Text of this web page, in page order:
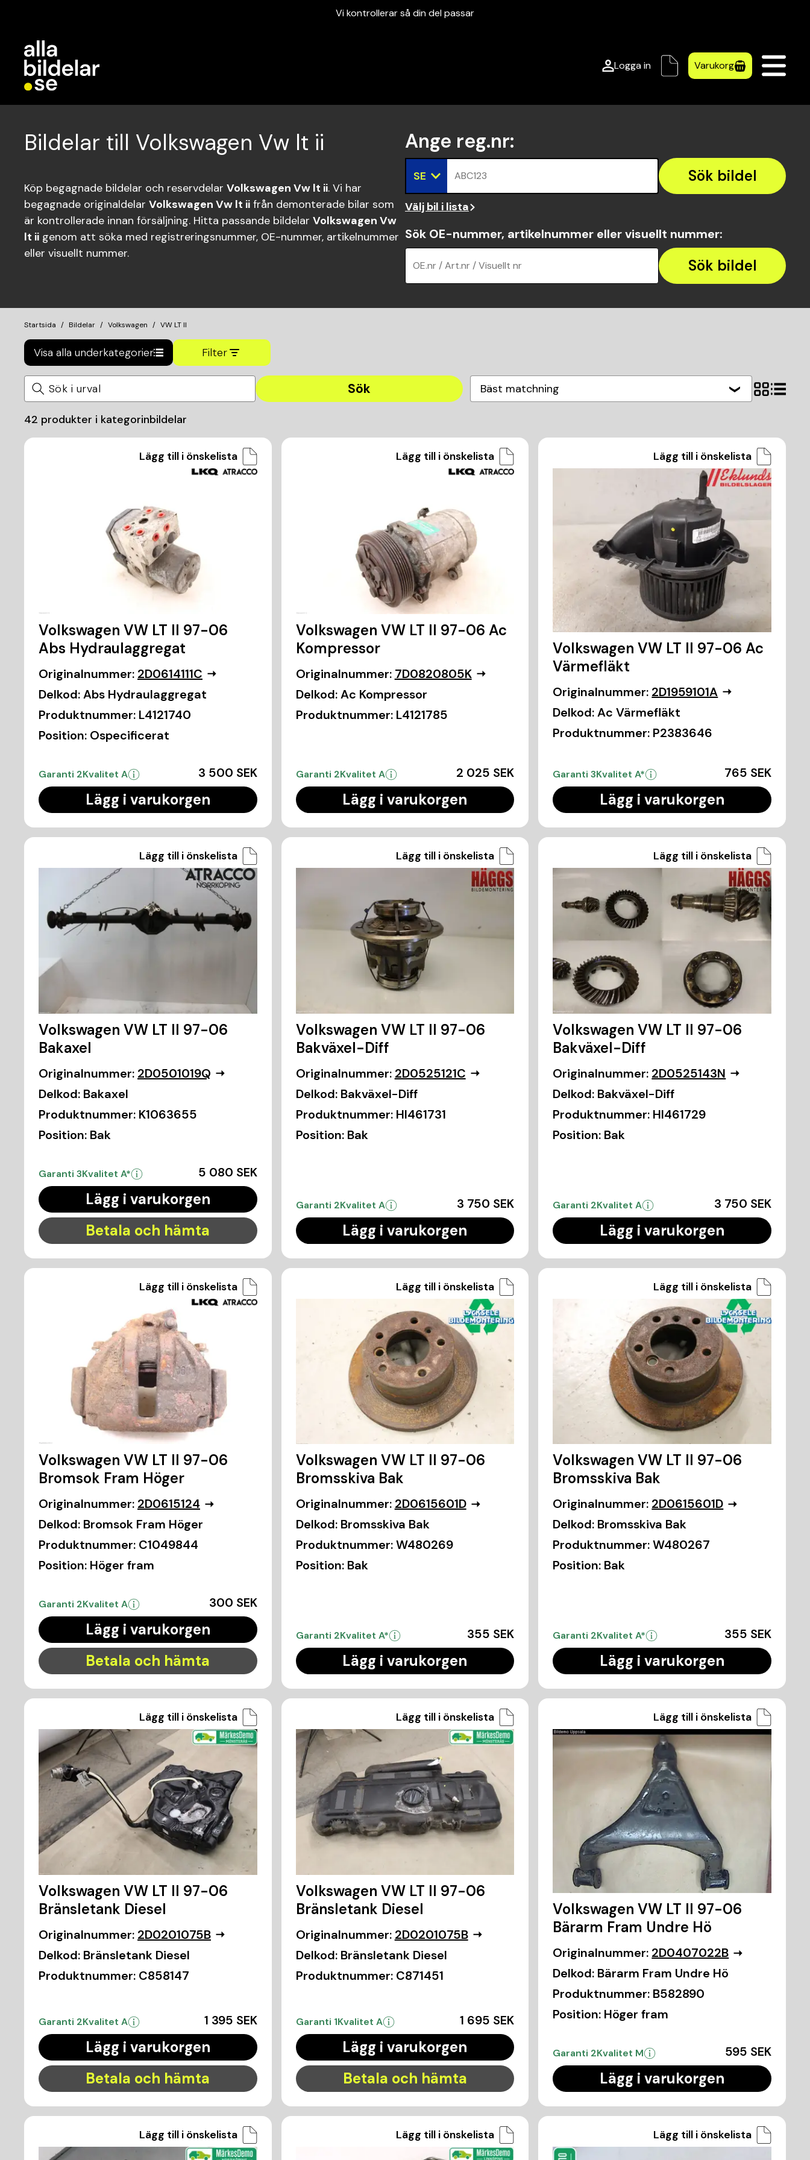
Vi kontrollerar så din del passar
Logga in Varukorg
Bildelar till Volkswagen Vw lt ii
Köp begagnade bildelar och reservdelar Volkswagen Vw lt ii. Vi har
begagnade originaldelar Volkswagen Vw lt ii från demonterade bilar som
är kontrollerade innan försäljning. Hitta passande bildelar Volkswagen Vw
lt ii genom att söka med registreringsnummer, OE-nummer, artikelnummer
eller visuellt nummer.
Ange reg.nr:
SE ABC123 Sök bildel
Välj bil i lista
Sök OE-nummer, artikelnummer eller visuellt nummer:
OE.nr / Art.nr / Visuellt nr Sök bildel
Startsida Bildelar Volkswagen VW LT II
Visa alla underkategorier Filter
Sök Bäst matchning
42 produkter i kategorinbildelar
Lägg till i önskelista
Volkswagen VW LT II 97-06
Abs Hydraulaggregat
Originalnummer: 2D0614111C
Delkod:Abs Hydraulaggregat
Produktnummer: L4121740
Position: Ospecificerat
Garanti 2Kvalitet A 3 500 SEK
Lägg i varukorgen
Lägg till i önskelista
Volkswagen VW LT II 97-06 Ac
Kompressor
Originalnummer: 7D0820805K
Delkod: Ac Kompressor
Produktnummer: L4121785
Garanti 2Kvalitet A 2 025 SEK
Lägg i varukorgen
Lägg till i önskelista
Volkswagen VW LT II 97-06 Ac
Värmefläkt
Originalnummer: 2D1959101A
Delkod: Ac Värmefläkt
Produktnummer: P2383646
Garanti 3Kvalitet A* 765 SEK
Lägg i varukorgen
Lägg till i önskelista
Volkswagen VW LT II 97-06
Bakaxel
Originalnummer: 2D0501019Q
Delkod: Bakaxel
Produktnummer: K1063655
Position: Bak
Garanti 3Kvalitet A* 5 080 SEK
Lägg i varukorgen
Betala och hämta
Lägg till i önskelista
Volkswagen VW LT II 97-06
Bakväxel-Diff
Originalnummer: 2D0525121C
Delkod: Bakväxel-Diff
Produktnummer: HI461731
Position: Bak
Garanti 2Kvalitet A 3 750 SEK
Lägg i varukorgen
Lägg till i önskelista
Volkswagen VW LT II 97-06
Bakväxel-Diff
Originalnummer: 2D0525143N
Delkod: Bakväxel-Diff
Produktnummer: HI461729
Position: Bak
Garanti 2Kvalitet A 3 750 SEK
Lägg i varukorgen
Lägg till i önskelista
Volkswagen VW LT II 97-06
Bromsok Fram Höger
Originalnummer: 2D0615124
Delkod: Bromsok Fram Höger
Produktnummer: C1049844
Position: Höger fram
Garanti 2Kvalitet A 300 SEK
Lägg i varukorgen
Betala och hämta
Lägg till i önskelista
Volkswagen VW LT II 97-06
Bromsskiva Bak
Originalnummer: 2D0615601D
Delkod: Bromsskiva Bak
Produktnummer: W480269
Position: Bak
Garanti 2Kvalitet A* 355 SEK
Lägg i varukorgen
Lägg till i önskelista
Volkswagen VW LT II 97-06
Bromsskiva Bak
Originalnummer: 2D0615601D
Delkod: Bromsskiva Bak
Produktnummer: W480267
Position: Bak
Garanti 2Kvalitet A* 355 SEK
Lägg i varukorgen
Lägg till i önskelista
Volkswagen VW LT II 97-06
Bränsletank Diesel
Originalnummer: 2D0201075B
Delkod: Bränsletank Diesel
Produktnummer: C858147
Garanti 2Kvalitet A 1 395 SEK
Lägg i varukorgen
Betala och hämta
Lägg till i önskelista
Volkswagen VW LT II 97-06
Bränsletank Diesel
Originalnummer: 2D0201075B
Delkod: Bränsletank Diesel
Produktnummer: C871451
Garanti 1Kvalitet A 1 695 SEK
Lägg i varukorgen
Betala och hämta
Lägg till i önskelista
Volkswagen VW LT II 97-06
Bärarm Fram Undre Hö
Originalnummer: 2D0407022B
Delkod: Bärarm Fram Undre Hö
Produktnummer: B582890
Position: Höger fram
Garanti 2Kvalitet M 595 SEK
Lägg i varukorgen
Lägg till i önskelista Lägg till i önskelista Lägg till i önskelista